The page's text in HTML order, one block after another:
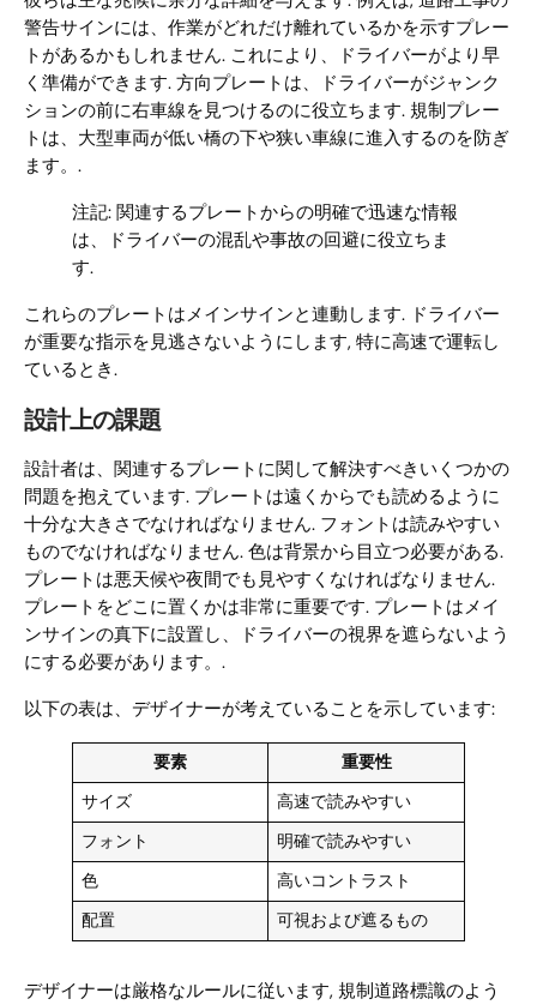
警告サインには、作業がどれだけ離れているかを示すプレー
トがあるかもしれません. これにより、ドライバーがより早
く準備ができます. 方向プレートは、ドライバーがジャンク
ションの前に右車線を見つけるのに役立ちます. 規制プレー
トは、大型車両が低い橋の下や狭い車線に進入するのを防ぎ
ます。.
注記: 関連するプレートからの明確で迅速な情報
は、ドライバーの混乱や事故の回避に役立ちま
す.
これらのプレートはメインサインと連動します. ドライバー
が重要な指示を見逃さないようにします, 特に高速で運転し
ているとき.
設計上の課題
設計者は、関連するプレートに関して解決すべきいくつかの
問題を抱えています. プレートは遠くからでも読めるように
十分な大きさでなければなりません. フォントは読みやすい
ものでなければなりません. 色は背景から目立つ必要がある.
プレートは悪天候や夜間でも見やすくなければなりません.
プレートをどこに置くかは非常に重要です. プレートはメイ
ンサインの真下に設置し、ドライバーの視界を遮らないよう
にする必要があります。.
以下の表は、デザイナーが考えていることを示しています:
要素
重要性
サイズ
高速で読みやすい
フォント
明確で読みやすい
色
高いコントラスト
配置
可視および遮るもの
デザイナーは厳格なルールに従います, 規制道路標識のよう